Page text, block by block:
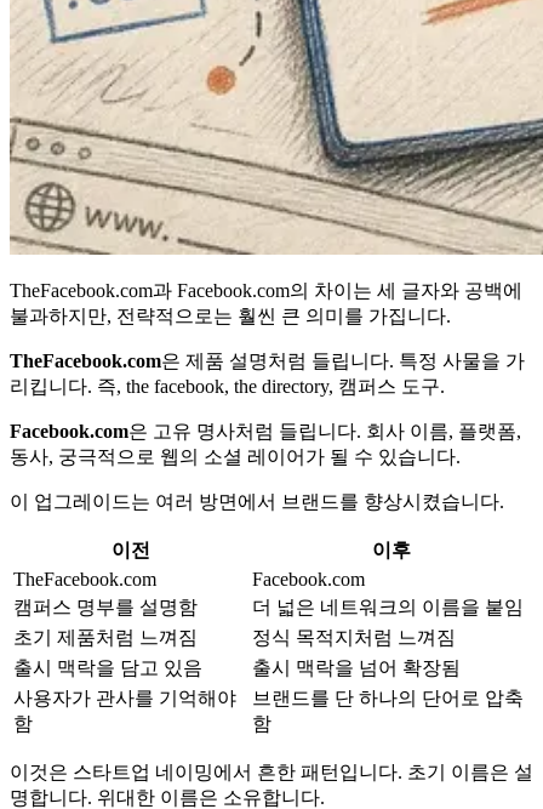
TheFacebook.com과 Facebook.com의 차이는 세 글자와 공백에
불과하지만, 전략적으로는 훨씬 큰 의미를 가집니다.
TheFacebook.com은 제품 설명처럼 들립니다. 특정 사물을 가
리킵니다. 즉, the facebook, the directory, 캠퍼스 도구.
Facebook.com은 고유 명사처럼 들립니다. 회사 이름, 플랫폼,
동사, 궁극적으로 웹의 소셜 레이어가 될 수 있습니다.
이 업그레이드는 여러 방면에서 브랜드를 향상시켰습니다.
이전
이후
TheFacebook.com
Facebook.com
캠퍼스 명부를 설명함
더 넓은 네트워크의 이름을 붙임
초기 제품처럼 느껴짐
정식 목적지처럼 느껴짐
출시 맥락을 담고 있음
출시 맥락을 넘어 확장됨
사용자가 관사를 기억해야
함
브랜드를 단 하나의 단어로 압축
함
이것은 스타트업 네이밍에서 흔한 패턴입니다. 초기 이름은 설
명합니다. 위대한 이름은 소유합니다.